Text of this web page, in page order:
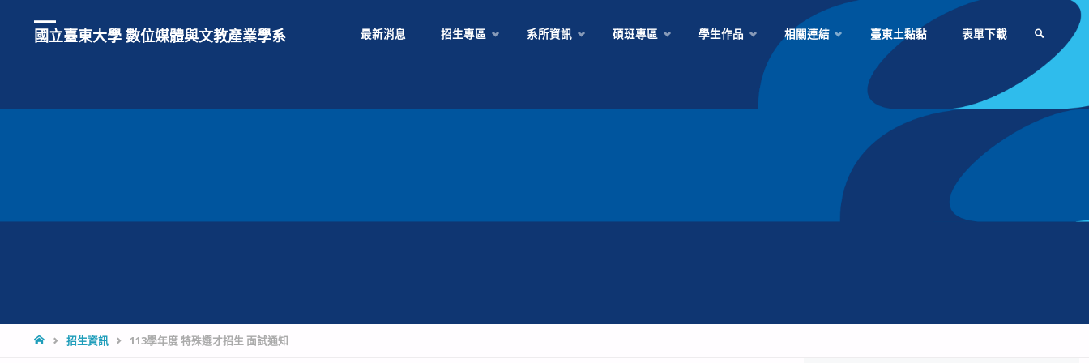
國立臺東大學 數位媒體與文教產業學系 最新消息 招生專區 系所資訊 碩班專區 學生作品 相關連結 臺東土黏黏 表單下載
招生資訊 113學年度 特殊選才招生 面試通知